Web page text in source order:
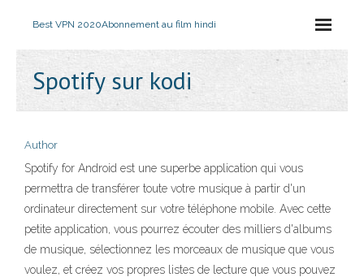
Best VPN 2020Abonnement au film hindi
Spotify sur kodi
Author
Spotify for Android est une superbe application qui vous
permettra de transférer toute votre musique à partir d'un
ordinateur directement sur votre téléphone mobile. Avec cette
petite application, vous pourrez écouter des milliers d'albums
de musique, sélectionnez les morceaux de musique que vous
voulez, et créez vos propres listes de lecture que vous pouvez